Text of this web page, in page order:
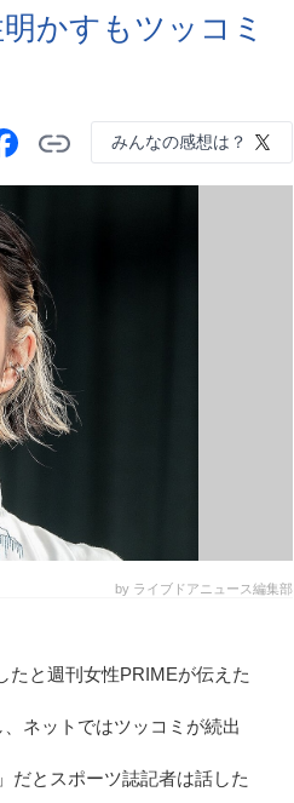
かすもツッコミ
みんなの感想は？
by ライブドアニュース編集部
たと週刊女性PRIMEが伝えた
、ネットではツッコミが続出
だとスポーツ誌記者は話した